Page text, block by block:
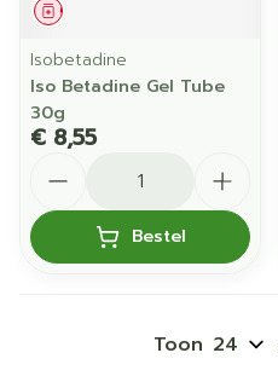
Geneesmiddel
Isobetadine
Iso Betadine Gel Tube
30g
€ 8,55
Bestel
Toon